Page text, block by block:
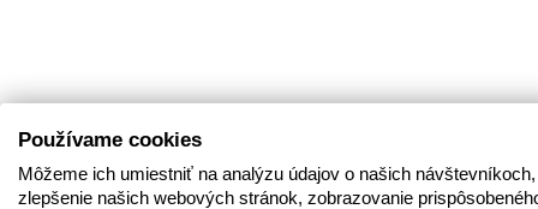
Používame cookies
Môžeme ich umiestniť na analýzu údajov o našich
zlepšenie našich webových stránok, zobrazovanie